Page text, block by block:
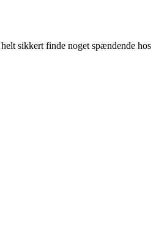
sikkert finde noget spændende hos